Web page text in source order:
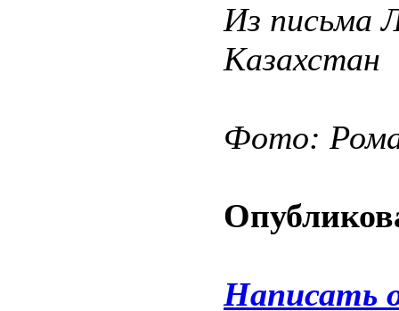
Из письма
Казахстан
Фото:
Написать